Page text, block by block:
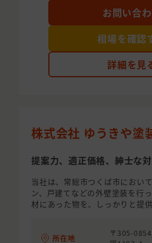
詳細を見
お問い合
相場を確認
株式会社 ゆうきや塗
提案力、適正価格、紳士な
当社は、常総市つくば市におい
ン、戸建てなどの外壁塗装を行
材にあった物を、しっかりと提供
所在地
〒305-